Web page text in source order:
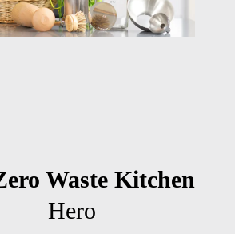
Waste Kitchen
Hero